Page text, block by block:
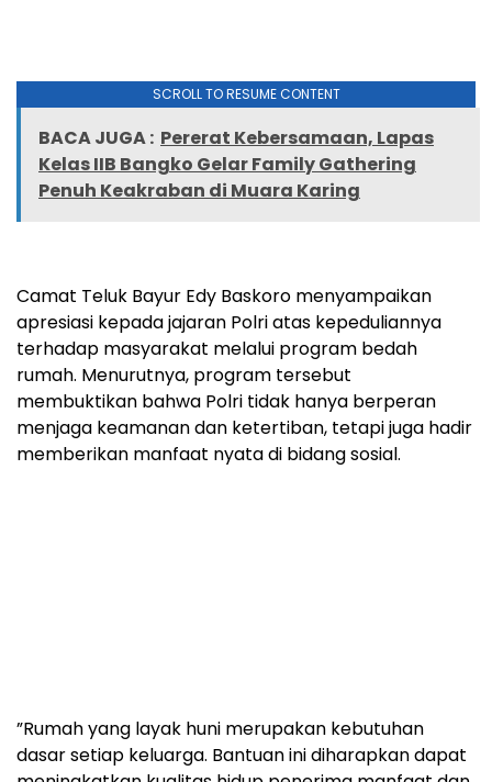
SCROLL TO RESUME CONTENT
BACA JUGA : Pererat Kebersamaan, Lapas
Kelas IIB Bangko Gelar Family Gathering
Penuh Keakraban di Muara Karing
‎Camat Teluk Bayur Edy Baskoro menyampaikan
apresiasi kepada jajaran Polri atas kepeduliannya
terhadap masyarakat melalui program bedah
rumah. Menurutnya, program tersebut
membuktikan bahwa Polri tidak hanya berperan
menjaga keamanan dan ketertiban, tetapi juga hadir
memberikan manfaat nyata di bidang sosial.
‎”Rumah yang layak huni merupakan kebutuhan
dasar setiap keluarga. Bantuan ini diharapkan dapat